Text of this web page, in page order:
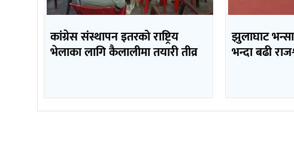
कांग्रेस संस्थापन इतरको राष्ट्रिय
भेलाका लागि कैलालीमा तयारी तीव्र
झुलाघाट
भन्दा बढी